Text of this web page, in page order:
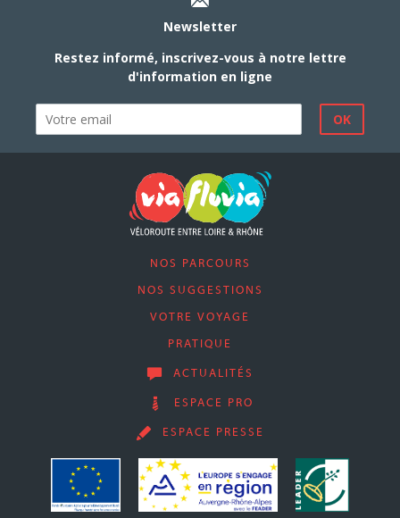
Newsletter
Restez informé, inscrivez-vous à notre lettre
d'information en ligne
NOS PARCOURS
NOS SUGGESTIONS
VOTRE VOYAGE
PRATIQUE
ACTUALITÉS
ESPACE PRO
ESPACE PRESSE